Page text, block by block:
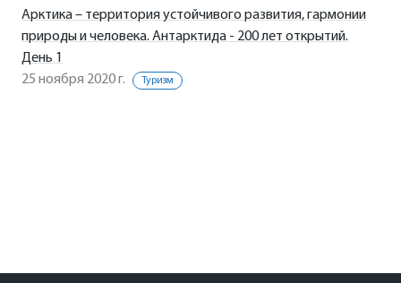
Арктика – территория устойчивого развития, гармонии
природы и человека. Антарктида - 200 лет открытий.
День 1
25 ноября 2020 г.
Туризм